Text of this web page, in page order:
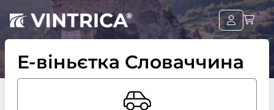
Е-віньєтка Словаччина